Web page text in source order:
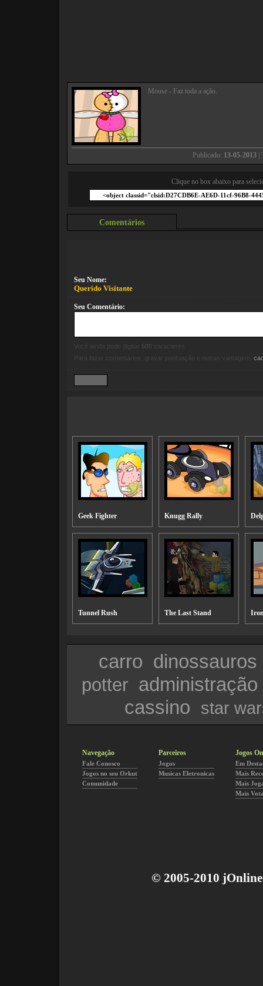
Mouse - Faz toda a ação.
Publicado: 13-05-2013|
Clique no box abaixo para
Comentários
Seu Nome:
Querido Visitante
Seu Comentário:
500
Para fazer comentários, gravar pontuação e outras vantagem,
Geek Fighter Knugg Rally
Tunnel Rush The Last Stand
carro dinossauros
potter administração
cassino
star
Navegação
Fale Conosco
Jogos no seu Orkut
Comunidade
Parceiros
Jogos
Musicas Eletronicas
Jogos
Em
Mais
Mais
Mais
© 2005-2010